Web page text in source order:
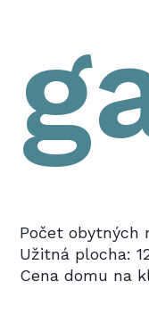
Počet obytných
Užitná plocha:
Cena domu na